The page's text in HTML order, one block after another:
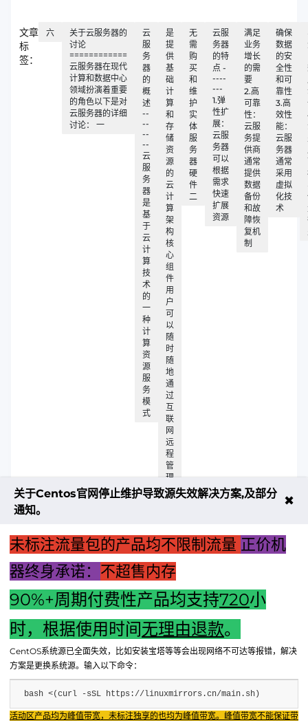
文章
标
签：
六
关于云服务器的
讨论
============
云服务器在现代
计算和数据中心
领域扮演着重要
的角色以下是对
云服务器的详细
讨论： 一
云
服
务
器
的
概
述
--
--
--
--
云
服
务
器
是
基
于
云
计
算
技
术
的
一
种
计
算
资
源
服
务
模
式
是
提
供
基
础
计
算
和
存
储
资
源
的
云
计
算
架
构
核
心
组
件
用
户
可
以
随
时
随
地
通
过
互
联
网
远
程
管
理
和
使
服
务
无
需
购
买
和
维
护
实
体
服
务
器
硬
件
二
云服
务器
的特
点 -
----
---
1.弹
性扩
展：
云服
务器
可以
根据
需求
快速
扩展
资源
满足
业务
增长
的需
要
2.高
可靠
性：
云服
务提
供商
通常
提供
数据
备份
和故
障恢
复机
制
确保
数据
的安
全性
和可
靠性
3.高
效性
能：
云服
务器
通常
采用
虚拟
化技
术
上一篇：四核单主机：引领高效计算机新时代，专业之选，满
下一篇：揭秘网购电脑主机价格优势背后的真相：揭秘低价背
后的秘密
Fenxun Tech 飞讯科技旗下云平台，相关服务主体：
关于Centos官网停止维护导致源失效解决方案,及部分
通知。
✖
未标注流量包的产品均不限制流量 正价机
器终身承诺： 不超售内存
90%+周期付费性产品均支持720小
时，根据使用时间无理由退款。
CentOS系统源已全面失效，比如安装宝塔等等会出现网络不可达等报错，解决
方案是更换系统源。输入以下命令：
bash <(curl -sSL https://linuxmirrors.cn/main.sh)
活动区产品均为峰值带宽，未标注独享的也均为峰值带宽。峰值带宽不能保证带